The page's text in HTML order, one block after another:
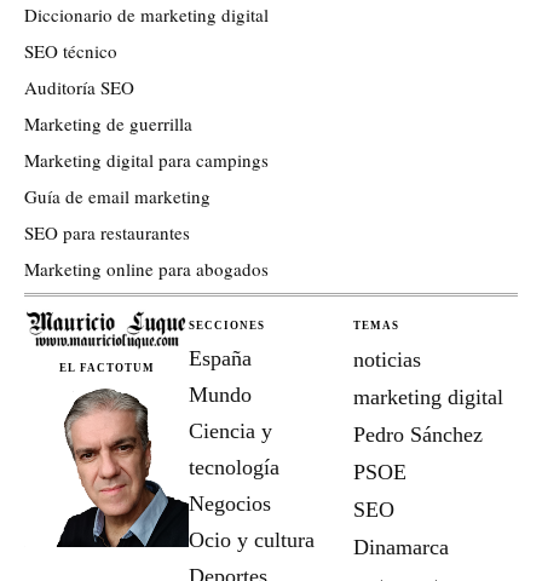
Diccionario de marketing digital
SEO técnico
Auditoría SEO
Marketing de guerrilla
Marketing digital para campings
Guía de email marketing
SEO para restaurantes
Marketing online para abogados
EL FACTOTUM
SECCIONES
España
Mundo
Ciencia y
tecnología
Negocios
Ocio y cultura
TEMAS
noticias
marketing digital
Pedro Sánchez
PSOE
SEO
Dinamarca